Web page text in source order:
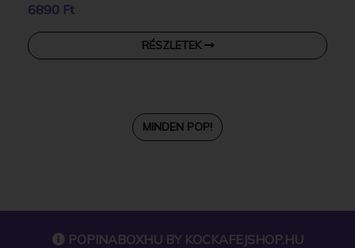
6890 Ft
RÉSZLETEK
MINDEN POP!
POPINABOXHU BY KOCKAFEJSHOP.HU